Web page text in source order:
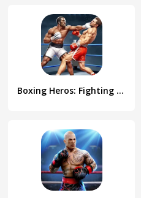
Boxing Heros: Fighting Games